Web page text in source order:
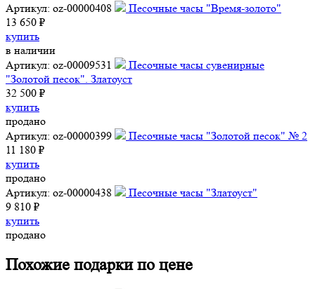
Артикул: oz-00000408
Песочные часы "Время-золото"
13 650 ₽
купить
в наличии
Артикул: oz-00009531
Песочные часы сувенирные
"Золотой песок". Златоуст
32 500 ₽
купить
продано
Артикул: oz-00000399
Песочные часы "Золотой песок" № 2
11 180 ₽
купить
продано
Артикул: oz-00000438
Песочные часы "Златоуст"
9 810 ₽
купить
продано
Похожие подарки по цене